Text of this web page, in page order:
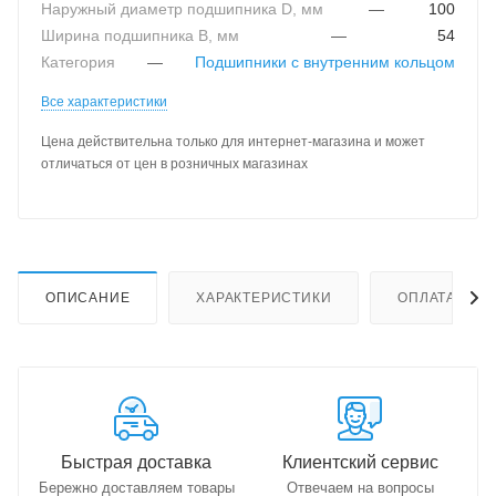
Наружный диаметр подшипника D, мм —
100
Ширина подшипника B, мм
—
54
Категория
— Подшипники с внутренним кольцом
Все характеристики
Цена действительна только для интернет-магазина и может
отличаться от цен в розничных магазинах
ОПИСАНИЕ ХАРАКТЕРИСТИКИ ОПЛАТА
Быстрая доставка
Бережно доставляем товары
Клиентский сервис
Отвечаем на вопросы